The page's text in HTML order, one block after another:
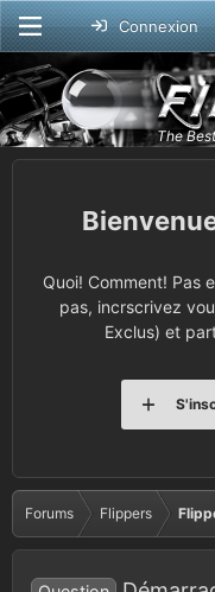
Connexion
Quoi! Comment! Pas
pas, incrscrivez
Exclus) et
Forums Flippers